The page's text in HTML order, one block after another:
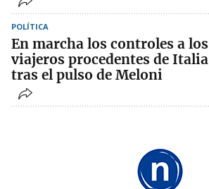
POLÍTICA
En marcha los controles a los
viajeros procedentes de Italia
tras el pulso de Meloni